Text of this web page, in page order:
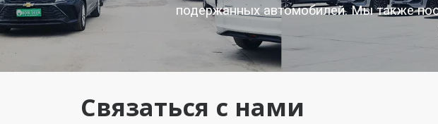
подержанных автомобилей. Мы также
Связаться с нами